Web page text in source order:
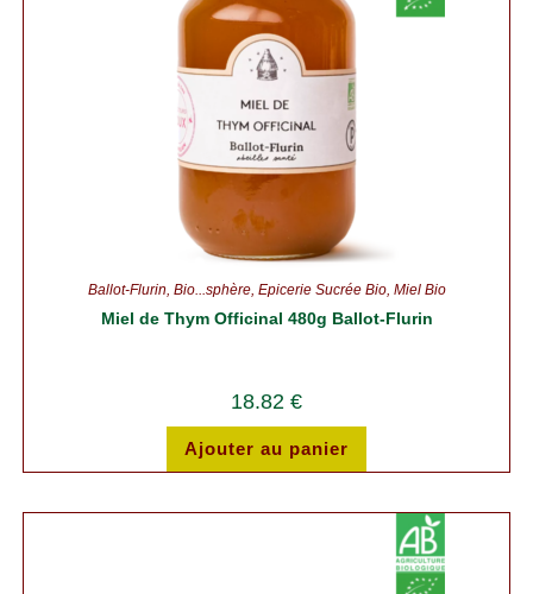
Ballot-Flurin, Bio...sphère, Épicerie Sucrée Bio, Miel Bio
Miel de Thym Officinal 480g Ballot-Flurin
18.82 €
Ajouter au panier